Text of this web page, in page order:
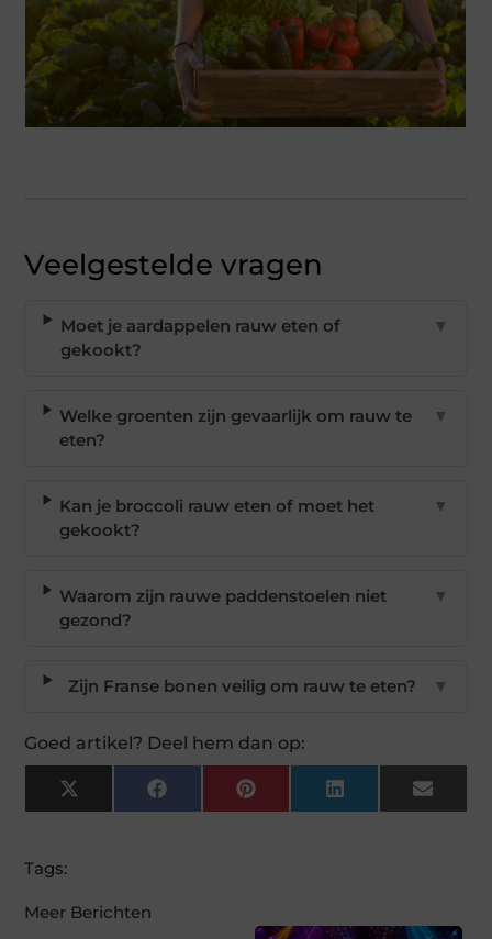
Veelgestelde vragen
Moet je aardappelen rauw eten of
gekookt?
▼
Welke groenten zijn gevaarlijk om rauw te
eten?
▼
Kan je broccoli rauw eten of moet het
gekookt?
▼
Waarom zijn rauwe paddenstoelen niet
gezond?
▼
Zijn Franse bonen veilig om rauw te eten? ▼
Goed artikel? Deel hem dan op:
X
(Twitter)
FacebookPinterest LinkedIn Email
Tags:
Meer Berichten